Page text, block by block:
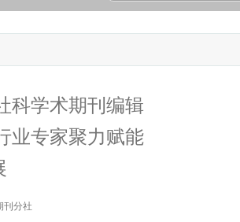
学术期刊编辑
业专家聚力赋能
刊分社